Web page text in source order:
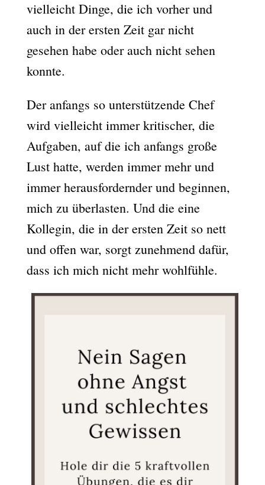
vielleicht Dinge, die ich vorher und
auch in der ersten Zeit gar nicht
gesehen habe oder auch nicht sehen
konnte.
Der anfangs so unterstützende Chef
wird vielleicht immer kritischer, die
Aufgaben, auf die ich anfangs große
Lust hatte, werden immer mehr und
immer herausfordernder und beginnen,
mich zu überlasten. Und die eine
Kollegin, die in der ersten Zeit so nett
und offen war, sorgt zunehmend dafür,
dass ich mich nicht mehr wohlfühle.